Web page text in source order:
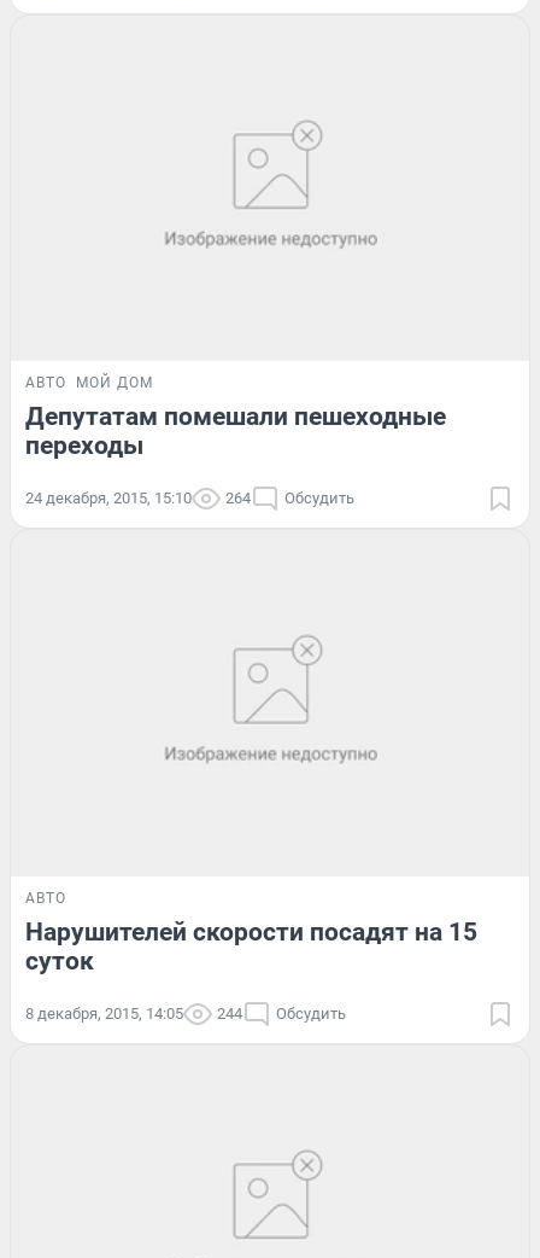
АВТО МОЙ ДОМ
Депутатам помешали пешеходные
переходы
24 декабря, 2015, 15:10 264 Обсудить
АВТО
Нарушителей скорости посадят на 15
суток
8 декабря, 2015, 14:05 244 Обсудить